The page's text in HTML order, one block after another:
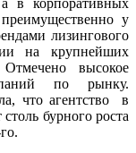
у
лизингового
на крупнейших
высокое
по рынку.
что агентство в
бурного роста